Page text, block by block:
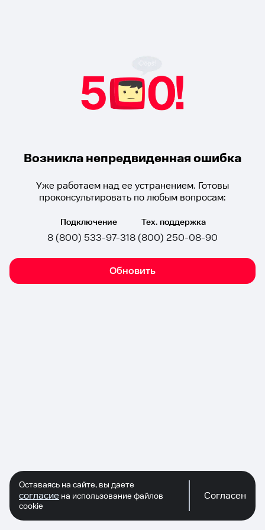
Возникла непредвиденная ошибка
Уже работаем над ее устранением. Готовы
проконсультировать по любым вопросам:
Подключение
8 (800) 533-97-31
Тех. поддержка
8 (800) 250-08-90
Обновить
Оставаясь на сайте, вы даете
согласие на использование файлов
cookie
Согласен